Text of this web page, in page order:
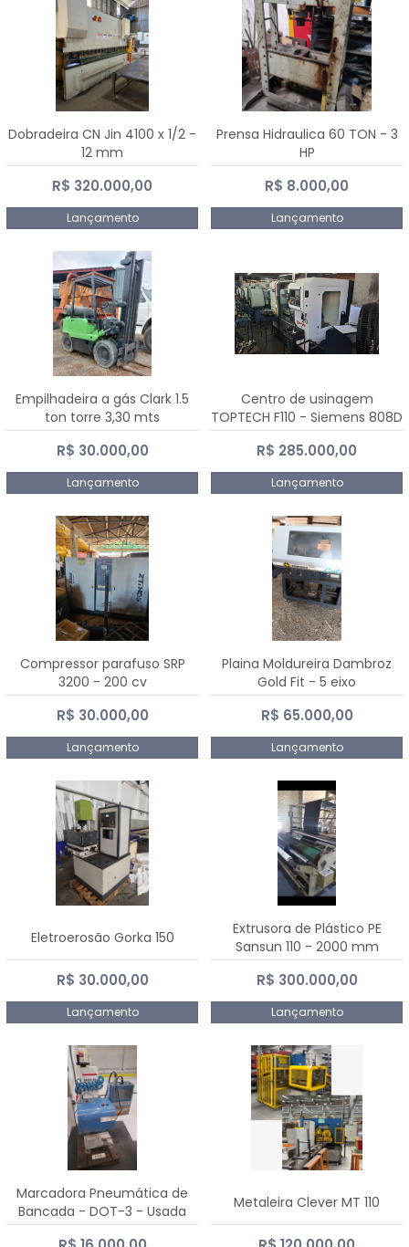
Dobradeira CN Jin 4100 x 1/2 -
12 mm
R$ 320.000,00
Lançamento
Prensa Hidraulica 60 TON - 3
HP
R$ 8.000,00
Lançamento
Empilhadeira a gás Clark 1.5
ton torre 3,30 mts
R$ 30.000,00
Lançamento
Centro de usinagem
TOPTECH F110 - Siemens 808D
Advanced
R$ 285.000,00
Lançamento
Compressor parafuso SRP
3200 - 200 cv
R$ 30.000,00
Lançamento
Plaina Moldureira Dambroz
Gold Fit - 5 eixo
R$ 65.000,00
Lançamento
Eletroerosão Gorka 150
R$ 30.000,00
Lançamento
Extrusora de Plástico PE
Sansun 110 - 2000 mm
R$ 300.000,00
Lançamento
Marcadora Pneumática de
Bancada - DOT-3 - Usada
Metaleira Clever MT 110